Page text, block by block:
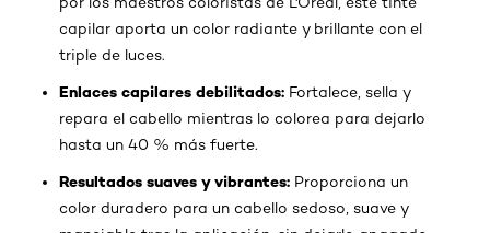
capilar aporta un color radiante y brillante con el
triple de luces.
Enlaces capilares debilitados: Fortalece, sella y
repara el cabello mientras lo colorea para dejarlo
hasta un 40 % más fuerte.
Resultados suaves y vibrantes: Proporciona un
color duradero para un cabello sedoso, suave y